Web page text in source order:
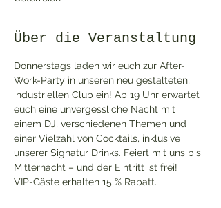
Über die Veranstaltung
Donnerstags laden wir euch zur After-
Work-Party in unseren neu gestalteten,
industriellen Club ein! Ab 19 Uhr erwartet
euch eine unvergessliche Nacht mit
einem DJ, verschiedenen Themen und
einer Vielzahl von Cocktails, inklusive
unserer Signatur Drinks. Feiert mit uns bis
Mitternacht – und der Eintritt ist frei!
VIP-Gäste erhalten 15 % Rabatt.